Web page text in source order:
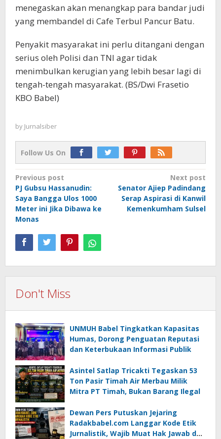
menegaskan akan menangkap para bandar judi
yang membandel di Cafe Terbul Pancur Batu.
Penyakit masyarakat ini perlu ditangani dengan
serius oleh Polisi dan TNI agar tidak
menimbulkan kerugian yang lebih besar lagi di
tengah-tengah masyarakat. (BS/Dwi Frasetio
KBO Babel)
by Jurnalsiber
Follow Us On
Post
navigation
Previous post
PJ Gubsu Hassanudin:
Saya Bangga Ulos 1000
Meter ini Jika Dibawa ke
Monas
Next post
Senator Ajiep Padindang
Serap Aspirasi di Kanwil
Kemenkumham Sulsel
Don't Miss
UNMUH Babel Tingkatkan Kapasitas
Humas, Dorong Penguatan Reputasi
dan Keterbukaan Informasi Publik
Asintel Satlap Tricakti Tegaskan 53
Ton Pasir Timah Air Merbau Milik
Mitra PT Timah, Bukan Barang Ilegal
Dewan Pers Putuskan Jejaring
Radakbabel.com Langgar Kode Etik
Jurnalistik, Wajib Muat Hak Jawab dan